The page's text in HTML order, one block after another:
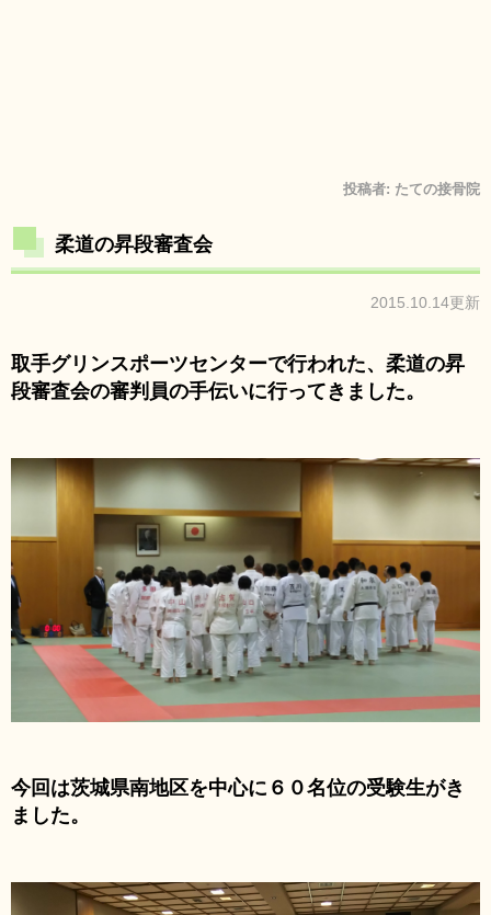
投稿者: たての接骨院
柔道の昇段審査会
2015.10.14更新
取手グリンスポーツセンターで行われた、柔道の昇
段審査会の審判員の手伝いに行ってきました。
今回は茨城県南地区を中心に６０名位の受験生がき
ました。